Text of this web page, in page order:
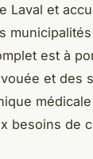
Laval et
est à
et des
besoins de